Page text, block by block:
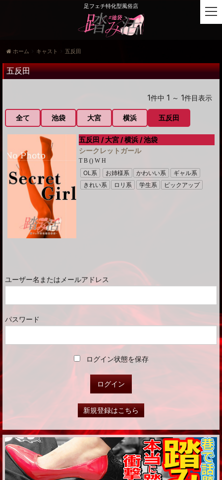
足フェチ特化型風俗店
ホーム キャスト 五反田
五反田
1件中 1 ～ 1件目表示
全て 池袋 大宮 横浜 五反田
五反田 / 大宮 / 横浜 / 池袋
シークレットガール
T B () W H
OL系 お姉様系 かわいい系
ギャル系
きれい系
ロリ系 学生系 ピックアップ
ユーザー名またはメールアドレス
パスワード
ログイン状態を保存
新規登録はこちら
t
o
e
v
t
i